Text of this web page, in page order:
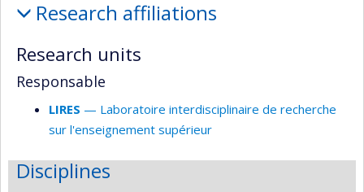
and
responsabilities
Research affiliations
Research units
Responsable
LIRES — Laboratoire interdisciplinaire de recherche
sur l'enseignement supérieur
Disciplines